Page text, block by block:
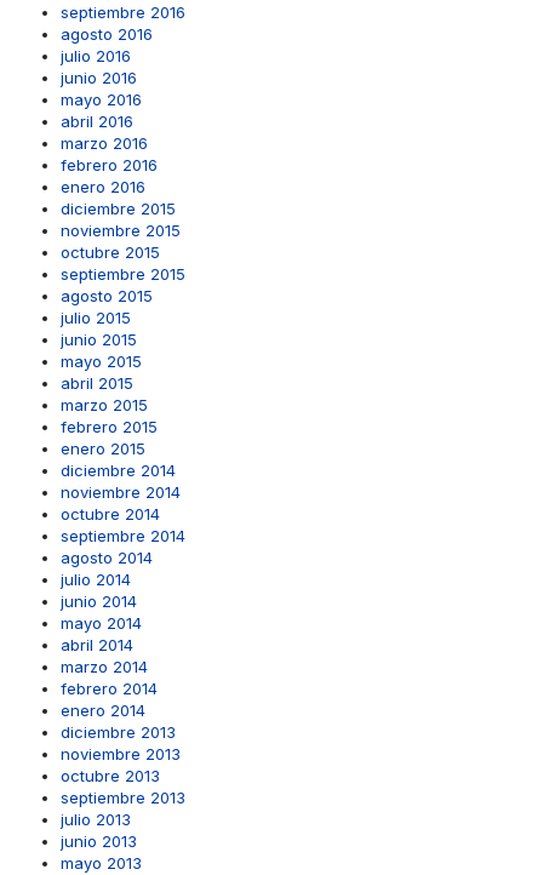
septiembre 2016
agosto 2016
julio 2016
junio 2016
mayo 2016
abril 2016
marzo 2016
febrero 2016
enero 2016
diciembre 2015
noviembre 2015
octubre 2015
septiembre 2015
agosto 2015
julio 2015
junio 2015
mayo 2015
abril 2015
marzo 2015
febrero 2015
enero 2015
diciembre 2014
noviembre 2014
octubre 2014
septiembre 2014
agosto 2014
julio 2014
junio 2014
mayo 2014
abril 2014
marzo 2014
febrero 2014
enero 2014
diciembre 2013
noviembre 2013
octubre 2013
septiembre 2013
julio 2013
junio 2013
mayo 2013